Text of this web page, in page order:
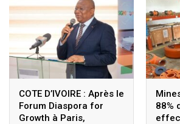
COTE D’IVOIRE : Après le
Forum Diaspora for
Growth à Paris,
88%